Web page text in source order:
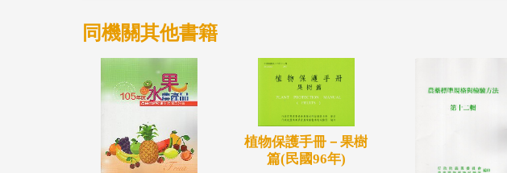
同機關其他書籍
植物保護手冊－果樹
篇(民國96年)